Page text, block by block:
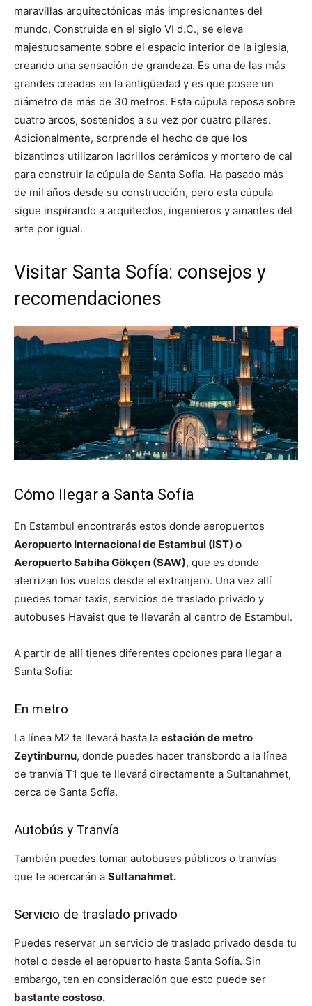
maravillas arquitectónicas más impresionantes del
mundo. Construida en el siglo VI d.C., se eleva
majestuosamente sobre el espacio interior de la iglesia,
creando una sensación de grandeza. Es una de las más
grandes creadas en la antigüedad y es que posee un
diámetro de más de 30 metros. Esta cúpula reposa sobre
cuatro arcos, sostenidos a su vez por cuatro pilares.
Adicionalmente, sorprende el hecho de que los
bizantinos utilizaron ladrillos cerámicos y mortero de cal
para construir la cúpula de Santa Sofía. Ha pasado más
de mil años desde su construcción, pero esta cúpula
sigue inspirando a arquitectos, ingenieros y amantes del
arte por igual.
Visitar Santa Sofía: consejos y
recomendaciones
Cómo llegar a Santa Sofía
En Estambul encontrarás estos donde aeropuertos
Aeropuerto Internacional de Estambul (IST) o
Aeropuerto Sabiha Gökçen (SAW), que es donde
aterrizan los vuelos desde el extranjero. Una vez allí
puedes tomar taxis, servicios de traslado privado y
autobuses Havaist que te llevarán al centro de Estambul.
A partir de allí tienes diferentes opciones para llegar a
Santa Sofía:
En metro
La línea M2 te llevará hasta la estación de metro
Zeytinburnu, donde puedes hacer transbordo a la línea
de tranvía T1 que te llevará directamente a Sultanahmet,
cerca de Santa Sofía.
Autobús y Tranvía
También puedes tomar autobuses públicos o tranvías
que te acercarán a Sultanahmet.
Servicio de traslado privado
Puedes reservar un servicio de traslado privado desde tu
hotel o desde el aeropuerto hasta Santa Sofía. Sin
embargo, ten en consideración que esto puede ser
bastante costoso.